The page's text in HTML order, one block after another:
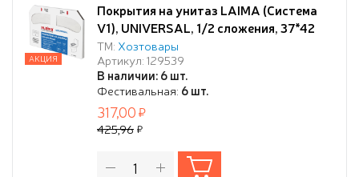
Покрытия на унитаз LAIMA (Система
V1), UNIVERSAL, 1/2 сложения, 37*42
см, КОМПЛЕКТ 250 шт.
ТМ: Хозтовары
Артикул: 129539
В наличии: 6 шт.
Фестивальная: 6 шт.
АКЦИЯ
317,00
425,96